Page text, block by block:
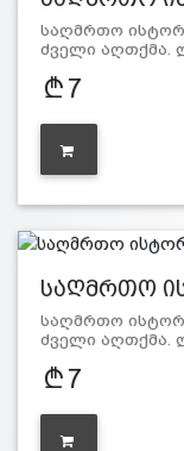
საღმრთო
ძველი აღთქმა.
7
საღმრთო
საღმრთო
ძველი აღთქმა.
7